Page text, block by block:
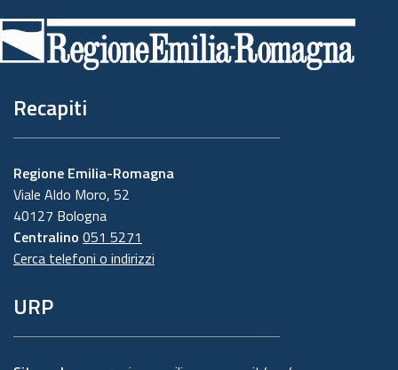
di
pagina
Recapiti
Regione Emilia-Romagna
Viale Aldo Moro, 52
40127 Bologna
Centralino 051 5271
Cerca telefoni o indirizzi
URP